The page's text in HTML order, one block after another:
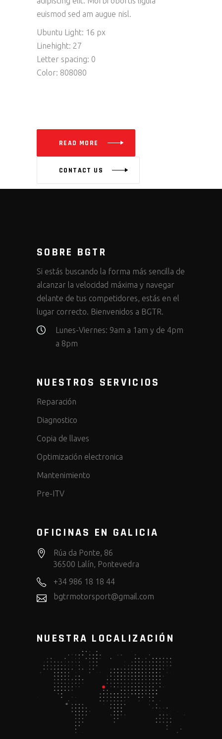
euismod sed am augue nisl.
Ubuntu Light: 16 px
Linehight: 27
Letter spacing: 0
Color: 808080
READ MORE
CONTACT US
SOBRE BGTR
Si estás buscando la forma más sencilla de
alcanzar la velocidad máxima y navegar
delante de tus competidores, estás en el
lugar correcto. Bienvenidos a BGTR.
Lunes-Viernes: 9am a 1am y de 4pm
a 8pm
NUESTROS SERVICIOS
Reparación
Diagnostico
Copia de llaves
Optimización electronica
Mantenimiento
Pre-ITV
OFICINAS EN GALICIA
Rúa da Ponte, 86
36500 Lalín, Pontevedra
+34 986 18 18 44
bgtrmotorsport@gmail.com
NUESTRA LOCALIZACIÓN